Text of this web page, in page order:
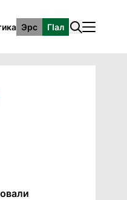
Эрс ГӀал